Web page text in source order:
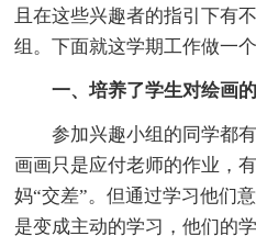
且在这些兴趣者的指引下有
组。下面就这学期工作做一个
一、培养了学生对绘画
参加兴趣小组的同学都
画画只是应付老师的作业，
妈“交差”。但通过学习他们
是变成主动的学习，他们的